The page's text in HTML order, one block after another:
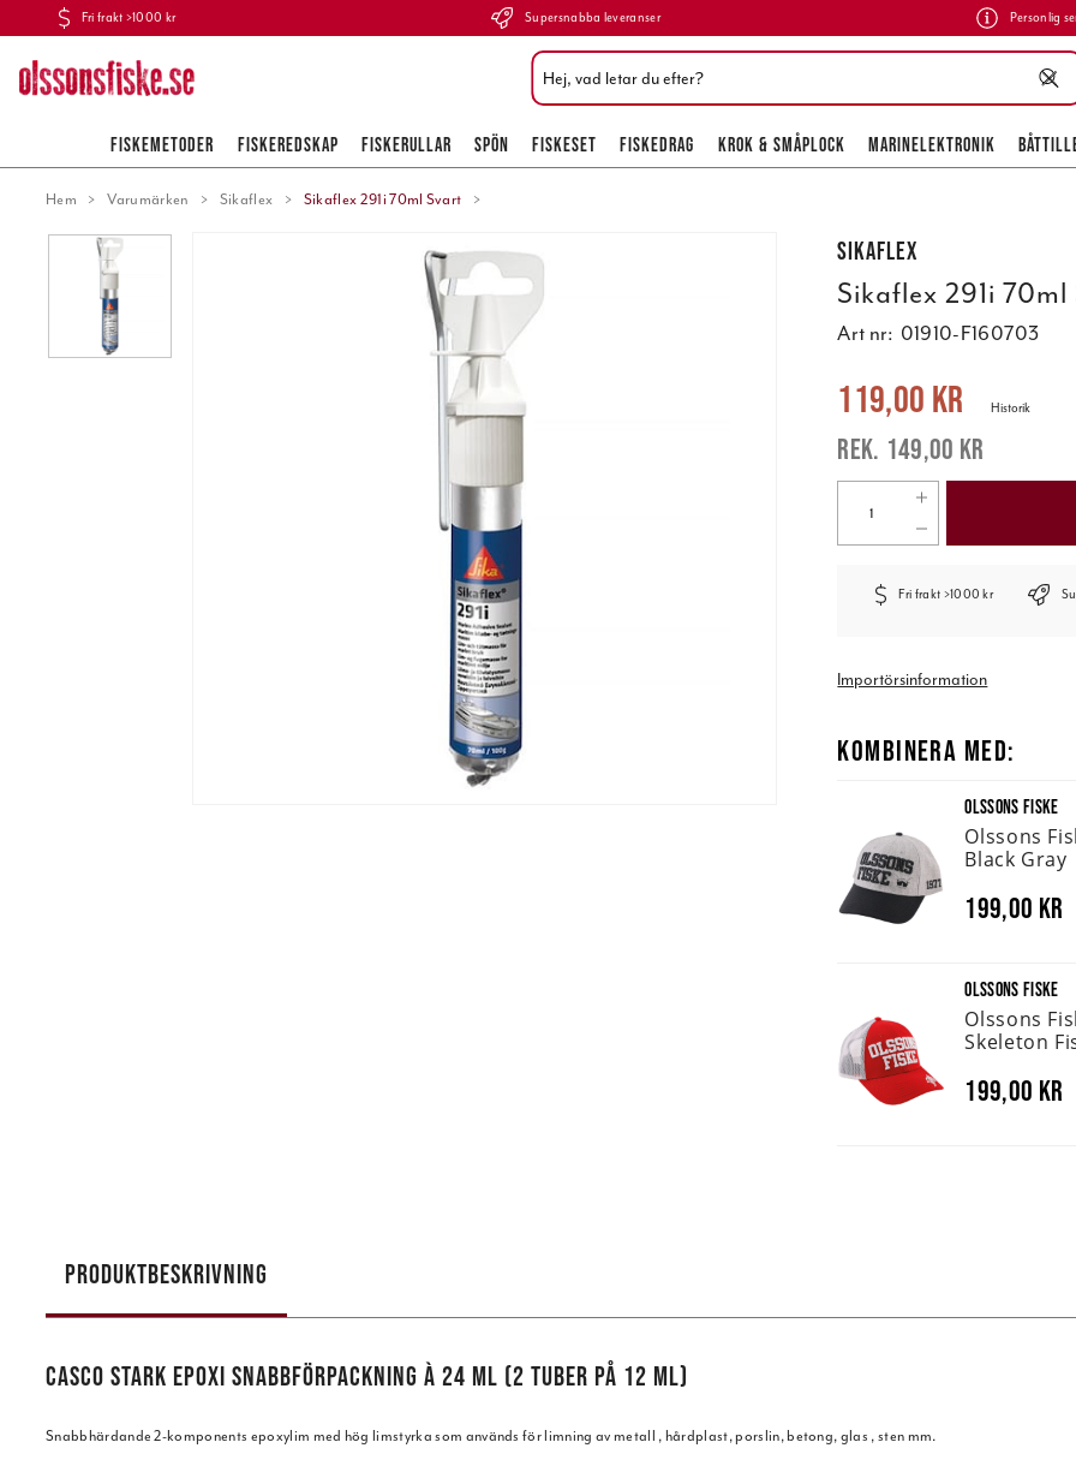
Fri frakt >1000 kr Supersnabba leveranser Personlig
FISKEMETODER FISKEREDSKAP FISKERULLAR SPÖN FISKESET FISKEDRAG KROK & SMÅPLOCK MARINELEKTRONIK
Hem Varumärken Sikaflex Sikaflex 291i 70ml Svart
Sikaflex
Sikaflex 291i 70ml
Art nr: 01910-F160703
Nuvarande pris:119,00 kr
119,00 kr
149,00 kr
Historik
Fri frakt >1000 kr
Importörsinformation
KOMBINERA MED:
OLSSONS FISKE
Olssons
Black Gray
199,00 kr
OLSSONS FISKE
Olssons
Skeleton
199,00 kr
PRODUKTBESKRIVNING
CASCO STARK EPOXI SNABBFÖRPACKNING À 24 ML (2 TUBER PÅ 12 ML)
Snabbhärdande 2-komponents epoxylim med hög limstyrka som används för limning av metall , hårdplast, porslin, betong, glas , sten mm.